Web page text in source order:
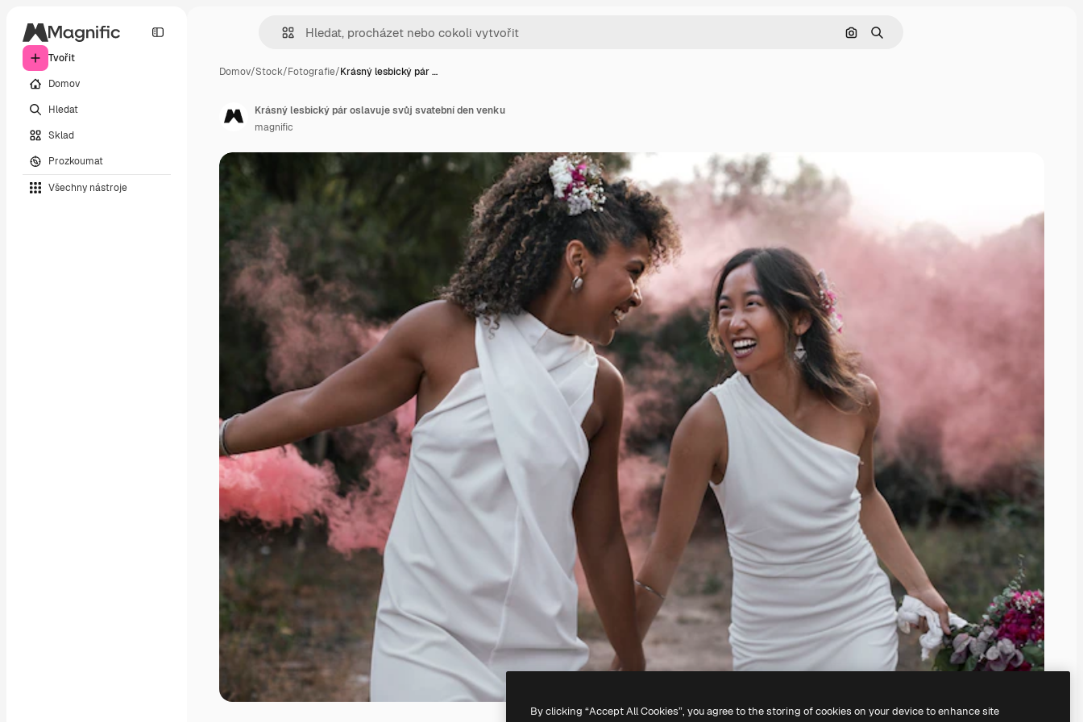
Tvořit
Domov
Hledat
Sklad
Prozkoumat
Všechny nástroje
Hledat podle obrázku
Hledat
Domov/Stock/Fotografie/Krásný lesbický pár …
Krásný lesbický pár oslavuje svůj svatební den venku
magnific
By clicking “Accept All Cookies”, you agree to the storing of cookies on your device to enhance site